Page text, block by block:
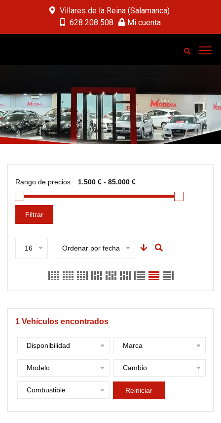
Villares de la Reina (Salamanca)
628 208 508
Mi cuenta
Rango de precios
Filtrar
16 Ordenar por fecha
1 Vehículos encontrados
Disponibilidad Marca
Modelo Cambio
Combustible Reiniciar